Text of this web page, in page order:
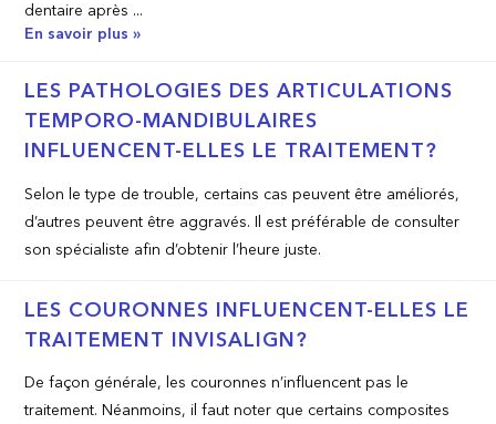
dentaire après ...
En savoir plus »
LES PATHOLOGIES DES ARTICULATIONS
TEMPORO-MANDIBULAIRES
INFLUENCENT-ELLES LE TRAITEMENT?
Selon le type de trouble, certains cas peuvent être améliorés,
d’autres peuvent être aggravés. Il est préférable de consulter
son spécialiste afin d’obtenir l’heure juste.
LES COURONNES INFLUENCENT-ELLES LE
TRAITEMENT INVISALIGN?
De façon générale, les couronnes n’influencent pas le
traitement. Néanmoins, il faut noter que certains composites